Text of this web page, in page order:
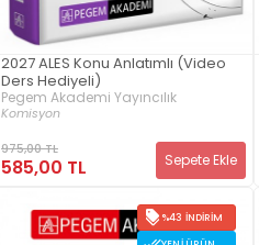
2027 ALES Konu Anlatımlı (Video
Ders Hediyeli)
Pegem Akademi Yayıncılık
Komisyon
975,00 TL
585,00 TL Sepete Ekle
%43 İNDIRIM